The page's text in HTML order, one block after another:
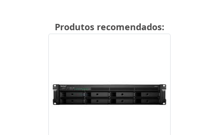
Produtos recomendados: